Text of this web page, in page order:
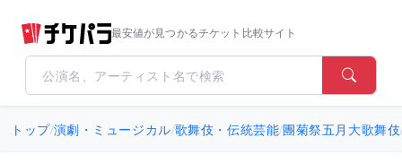
最安値が見つかるチケット比較サイト
トップ/演劇・ミュージカル/歌舞伎・伝統芸能/團菊祭五月大歌舞伎